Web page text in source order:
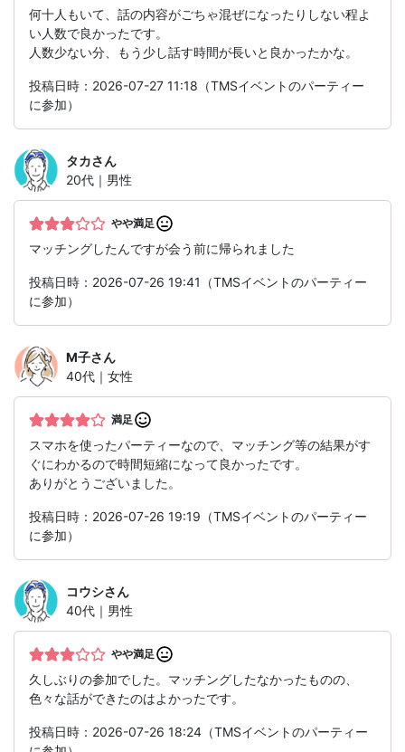
何十人もいて、話の内容がごちゃ混ぜになったりしない程よ
い人数で良かったです。
人数少ない分、もう少し話す時間が長いと良かったかな。
投稿日時：2026-07-27 11:18（TMSイベントのパーティー
に参加）
タカさん
20代｜男性
やや満足
マッチングしたんですが会う前に帰られました
投稿日時：2026-07-26 19:41（TMSイベントのパーティー
に参加）
M子さん
40代｜女性
満足
スマホを使ったパーティーなので、マッチング等の結果がす
ぐにわかるので時間短縮になって良かったです。
ありがとうございました。
投稿日時：2026-07-26 19:19（TMSイベントのパーティー
に参加）
コウシさん
40代｜男性
やや満足
久しぶりの参加でした。マッチングしたなかったものの、
色々な話ができたのはよかったです。
投稿日時：2026-07-26 18:24（TMSイベントのパーティー